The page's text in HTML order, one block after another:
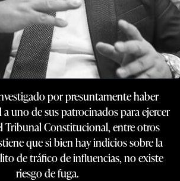
por presuntamente haber
uno de sus patrocinados para ejercer
Tribunal Constitucional, entre otros
que si bien hay indicios sobre la
de tráfico de influencias, no existe
riesgo de fuga.